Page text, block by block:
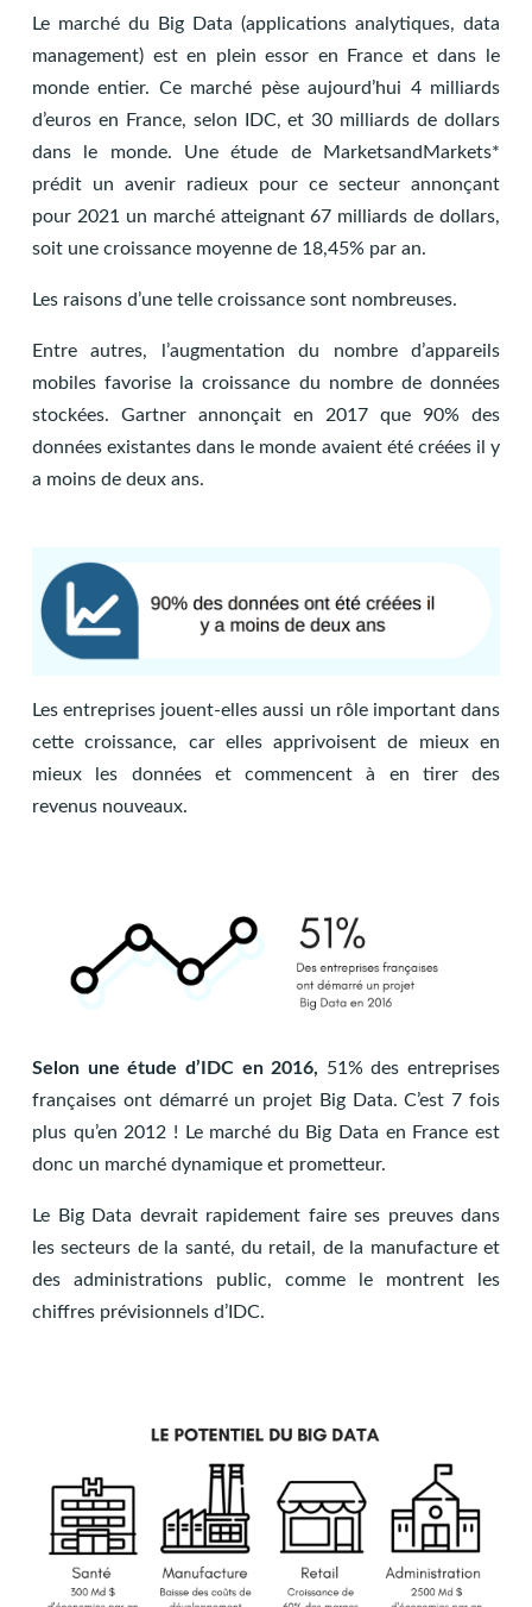
Le marché du Big Data (applications analytiques, data
management) est en plein essor en France et dans le
monde entier. Ce marché pèse aujourd’hui 4 milliards
d’euros en France, selon IDC, et 30 milliards de dollars
dans le monde. Une étude de MarketsandMarkets*
prédit un avenir radieux pour ce secteur annonçant
pour 2021 un marché atteignant 67 milliards de dollars,
soit une croissance moyenne de 18,45% par an.
Les raisons d’une telle croissance sont nombreuses.
Entre autres, l’augmentation du nombre d’appareils
mobiles favorise la croissance du nombre de données
stockées. Gartner annonçait en 2017 que 90% des
données existantes dans le monde avaient été créées il y
a moins de deux ans.
Les entreprises jouent-elles aussi un rôle important dans
cette croissance, car elles apprivoisent de mieux en
mieux les données et commencent à en tirer des
revenus nouveaux.
Selon une étude d’IDC en 2016, 51% des entreprises
françaises ont démarré un projet Big Data. C’est 7 fois
plus qu’en 2012 ! Le marché du Big Data en France est
donc un marché dynamique et prometteur.
Le Big Data devrait rapidement faire ses preuves dans
les secteurs de la santé, du retail, de la manufacture et
des administrations public, comme le montrent les
chiffres prévisionnels d’IDC.